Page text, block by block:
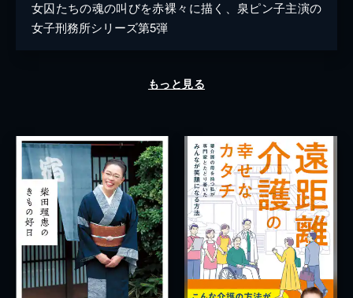
女囚たちの魂の叫びを赤裸々に描く、泉ピン子主演の
女子刑務所シリーズ第5弾
もっと見る